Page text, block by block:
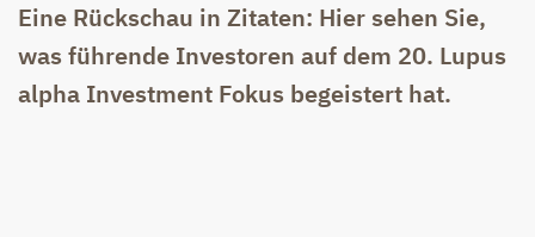
Eine Rückschau in Zitaten: Hier sehen Sie,
was führende Investoren auf dem 20. Lupus
alpha Investment Fokus begeistert hat.